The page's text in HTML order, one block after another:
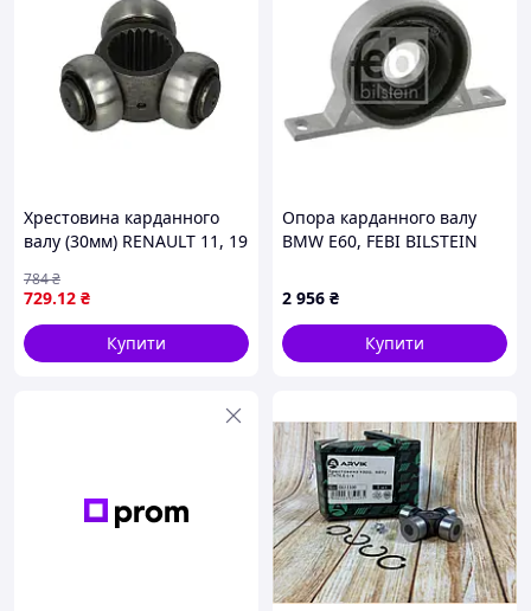
Хрестовина карданного
валу (30мм) RENAULT 11, 19
CHAMADE, 21, CLIO I, CLIO
II, KANGOO, KANGOO
729.12 ₴
784₴
Купити
Опора карданного валу
BMW E60, FEBI BILSTEIN
2 956 ₴
Купити